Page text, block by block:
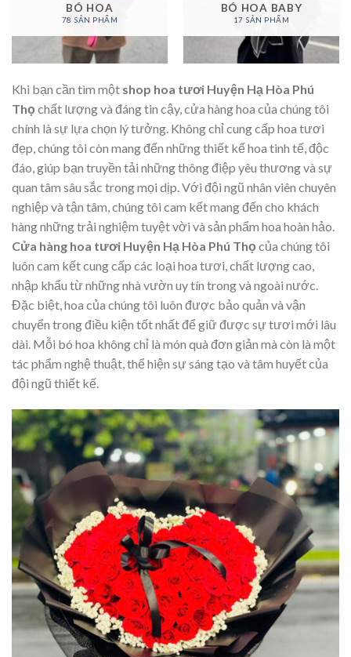
BÓ HOA
78 SẢN PHẨM
BÓ HOA BABY
17 SẢN PHẨM
Khi bạn cần tìm một shop hoa tươi Huyện Hạ Hòa Phú
Thọ chất lượng và đáng tin cậy, cửa hàng hoa của chúng tôi
chính là sự lựa chọn lý tưởng. Không chỉ cung cấp hoa tươi
đẹp, chúng tôi còn mang đến những thiết kế hoa tinh tế, độc
đáo, giúp bạn truyền tải những thông điệp yêu thương và sự
quan tâm sâu sắc trong mọi dịp. Với đội ngũ nhân viên chuyên
nghiệp và tận tâm, chúng tôi cam kết mang đến cho khách
hàng những trải nghiệm tuyệt vời và sản phẩm hoa hoàn hảo.
Cửa hàng hoa tươi Huyện Hạ Hòa Phú Thọ của chúng tôi
luôn cam kết cung cấp các loại hoa tươi, chất lượng cao,
nhập khẩu từ những nhà vườn uy tín trong và ngoài nước.
Đặc biệt, hoa của chúng tôi luôn được bảo quản và vận
chuyển trong điều kiện tốt nhất để giữ được sự tươi mới lâu
dài. Mỗi bó hoa không chỉ là món quà đơn giản mà còn là một
tác phẩm nghệ thuật, thể hiện sự sáng tạo và tâm huyết của
đội ngũ thiết kế.